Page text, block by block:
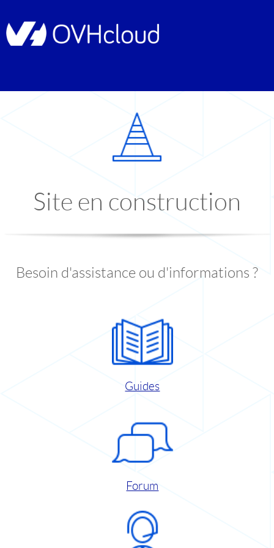
Site en construction
Besoin d'assistance ou d'informations ?
Guides
Forum